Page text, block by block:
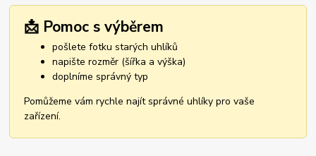
📩 Pomoc s výběrem
pošlete fotku starých uhlíků
napište rozměr (šířka a výška)
doplníme správný typ
Pomůžeme vám rychle najít správné uhlíky pro vaše
zařízení.